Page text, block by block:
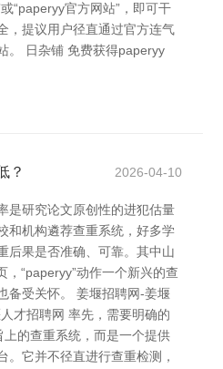
“paperyy官方网站”，即可干
，提议用户径直通过官方连气
。 日杂铺 免费获得paperyy
？ 2026-04-10
是研究论文原创性的进犯估量
和机构遴荐查重系统，好多学
后果是否准确、可靠。其中山
“paperyy”动作一个新兴的查
备受关怀。 姜堰招聘网-姜堰
才招聘网 率先，需要明确的
的查重系统，而是一个提供
。它并不径直进行查重检测，